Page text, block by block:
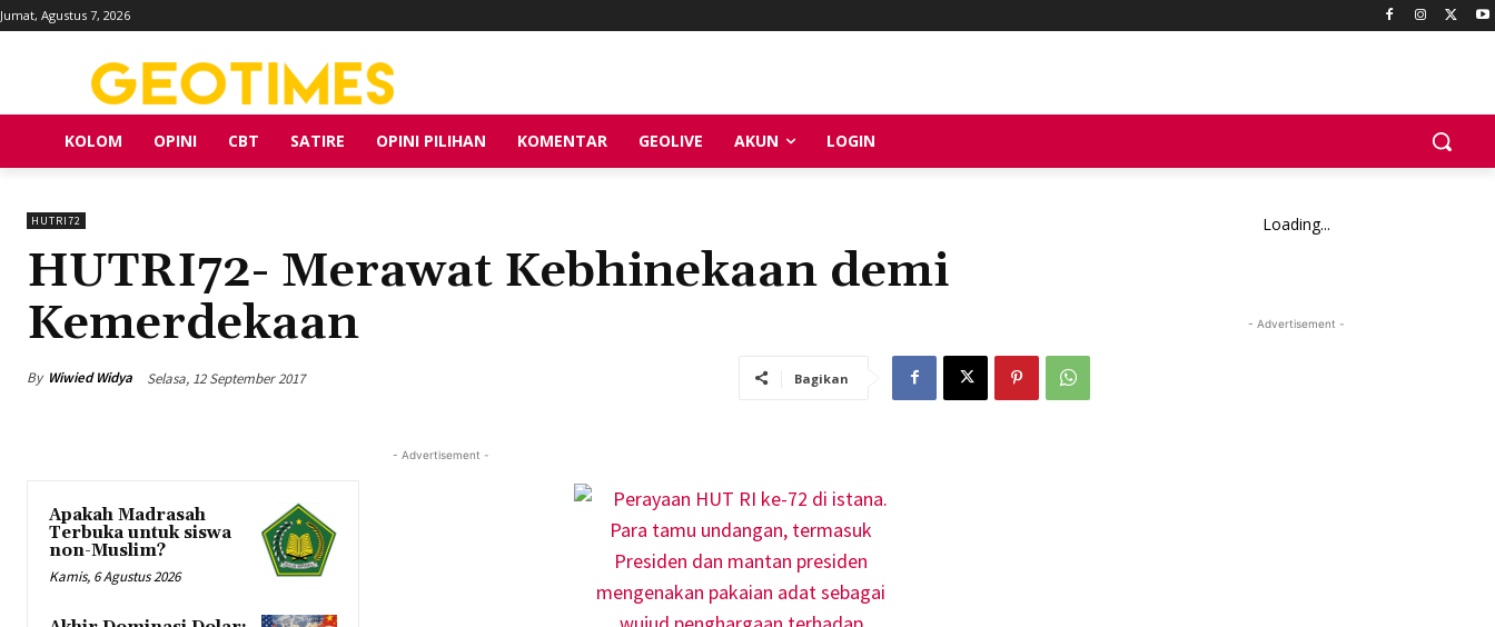
Jumat, Agustus 7, 2026
KOLOM OPINI CBT SATIRE OPINI PILIHAN KOMENTAR GEOLIVE AKUN LOGIN
HUTRI72
HUTRI72- Merawat Kebhinekaan demi
Kemerdekaan
By Wiwied Widya Selasa, 12 September 2017 Bagikan
Apakah Madrasah
Terbuka untuk siswa
non-Muslim?
Kamis, 6 Agustus 2026
- Advertisement -
Loading...
- Advertisement -